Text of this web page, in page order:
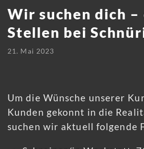
Wir suchen dich
Stellen bei
21. Mai 2023
Um die Wünsche unserer
Kunden gekonnt in die
suchen wir aktuell folgende